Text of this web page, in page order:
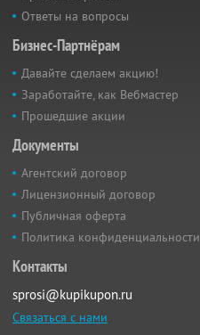
Ответы на вопросы
Бизнес-Партнёрам
Давайте сделаем акцию!
Заработайте, как Вебмастер
Прошедшие акции
Документы
Агентский договор
Лицензионный договор
Публичная оферта
Политика конфиденциальности
Контакты
sprosi@kupikupon.ru
Связаться с нами